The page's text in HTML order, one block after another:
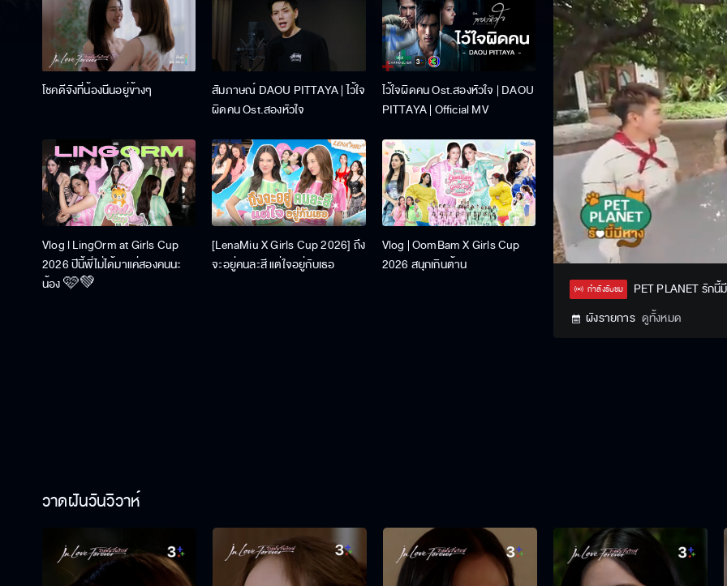
โชคดีจังที่น้องนีนอยู่ข้างๆ
สัมภาษณ์ DAOU PITTAYA | ไว้ใจ
ผิดคน Ost.สองหัวใจ
ไว้ใจผิดคน Ost.สองหัวใจ | DAOU
PITTAYA | Official MV
Vlog l LingOrm at Girls Cup
2026 ปีนี้พี่ไม่ได้มาแค่สองคนนะ
น้อง 🩷💚
[LenaMiu X Girls Cup 2026] ถึง
จะอยู่คนละสี แต่ใจอยู่กับเธอ
Vlog | OomBam X Girls Cup
2026 สนุกเกินต้าน
Unmute
Type
กำลังรับชม
PET PLANET รักนี้
ผังรายการ ดูทั้งหมด
วาดฝันวันวิวาห์